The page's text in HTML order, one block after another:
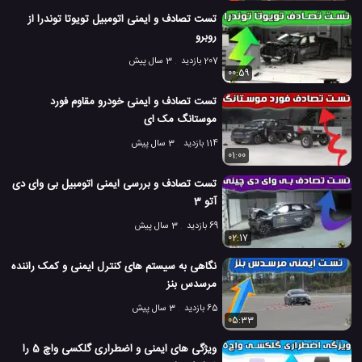
امن تر از آنچه که امروز می بینید، خواهند کرد.
این پیشرفت با استفاده از یک روش پیچیدگی کوانتومی جدید آغاز شد
کاملا شرح داده شده، زبان اصلی)
در کل بعد از آزمایش های مختلف، رویکردهای پیشین به اندازه کافی
تست تصادف و ایمنی اتومبیل تویوتا توندرا از
روبرو
207 بازدید
3 سال پیش
00:59
تست تصادف و ایمنی خودرو مقاوم فورد
موستانگ مک ای
114 بازدید
3 سال پیش
01:00
تست تصادف و بررسی ایمنی اتومبیل بی وای دی
آتو 3
69 بازدید
3 سال پیش
02:17
نگاهی به سیستم های کنترل ایمنی و کمک راننده
مرسدس بنز
65 بازدید
3 سال پیش
05:33
ویژگی های ایمنی و اضطراری گلکسی واچ 5 را